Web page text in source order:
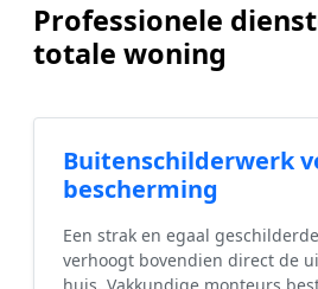
Professionele
totale woning
Buitenschilderwerk
bescherming
Een strak en egaal
verhoogt bovendien direct de